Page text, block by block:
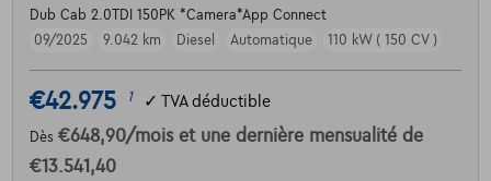
Dub Cab 2.0TDI 150PK *Camera*App Connect
09/2025
9.042 km Diesel Automatique 110 kW ( 150 CV )
€42.975 1 ✓ TVA déductible
Dès €648,90/mois et une dernière mensualité de
€13.541,40